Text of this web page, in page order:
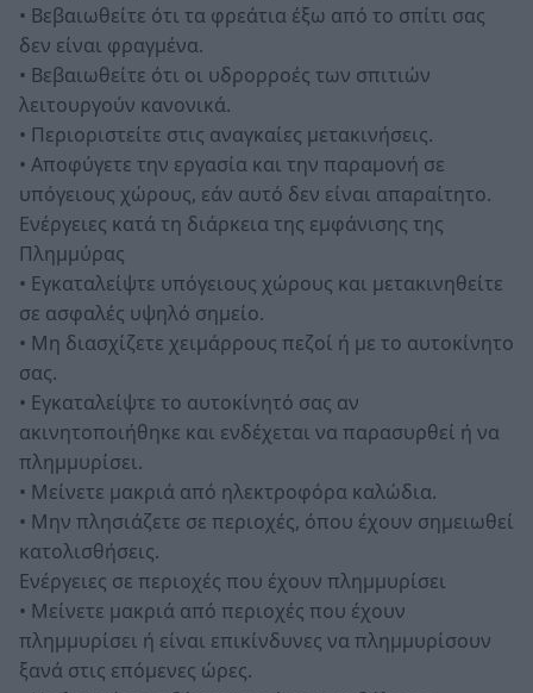
• Βεβαιωθείτε ότι τα φρεάτια έξω από το σπίτι σας
δεν είναι φραγμένα.
• Βεβαιωθείτε ότι οι υδρορροές των σπιτιών
λειτουργούν κανονικά.
• Περιοριστείτε στις αναγκαίες μετακινήσεις.
• Αποφύγετε την εργασία και την παραμονή σε
υπόγειους χώρους, εάν αυτό δεν είναι απαραίτητο.
Ενέργειες κατά τη διάρκεια της εμφάνισης της
Πλημμύρας
• Εγκαταλείψτε υπόγειους χώρους και μετακινηθείτε
σε ασφαλές υψηλό σημείο.
• Μη διασχίζετε χειμάρρους πεζοί ή με το αυτοκίνητο
σας.
• Εγκαταλείψτε το αυτοκίνητό σας αν
ακινητοποιήθηκε και ενδέχεται να παρασυρθεί ή να
πλημμυρίσει.
• Μείνετε μακριά από ηλεκτροφόρα καλώδια.
• Μην πλησιάζετε σε περιοχές, όπου έχουν σημειωθεί
κατολισθήσεις.
Ενέργειες σε περιοχές που έχουν πλημμυρίσει
• Μείνετε μακριά από περιοχές που έχουν
πλημμυρίσει ή είναι επικίνδυνες να πλημμυρίσουν
ξανά στις επόμενες ώρες.